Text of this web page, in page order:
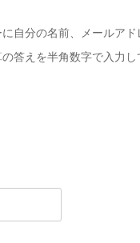
自分の名前、メールアド
答えを半角数字で入力し